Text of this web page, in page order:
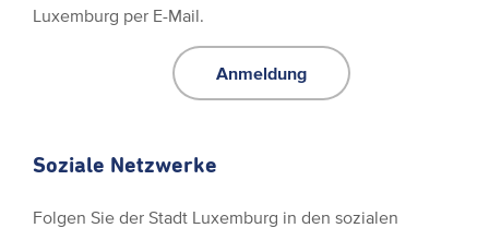
Luxemburg per E-Mail.
Anmeldung
Soziale Netzwerke
Folgen Sie der Stadt Luxemburg in den sozialen